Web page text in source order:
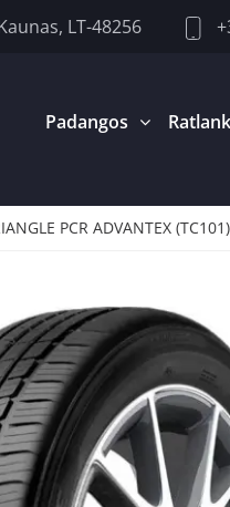
LT-48256
Padangos
PCR ADVANTEX